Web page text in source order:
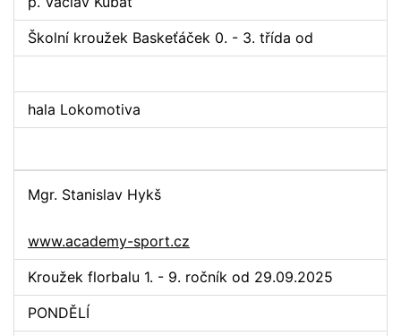
Školní kroužek Baskeťáček 0. - 3. třída od
hala Lokomotiva
Mgr. Stanislav Hykš
www.academy-sport.cz
Kroužek florbalu 1. - 9. ročník od 29.09.2025
PONDĚLÍ